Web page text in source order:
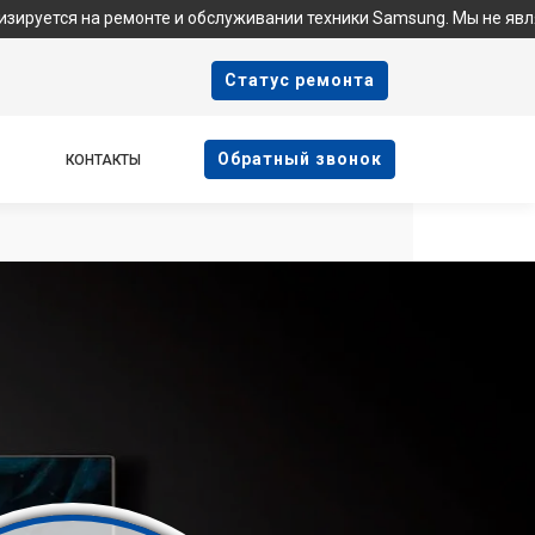
и обслуживании техники Samsung. Мы не являемся
Cтатус ремонта
КОНТАКТЫ Oбратный звонок